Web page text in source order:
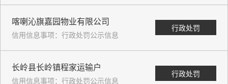
喀喇沁旗嘉园物业有限公司
信用信息事项：行政处罚公示信息
行政处罚
长岭县长岭镇程家运输户
信用信息事项：行政处罚公示信息
行政处罚